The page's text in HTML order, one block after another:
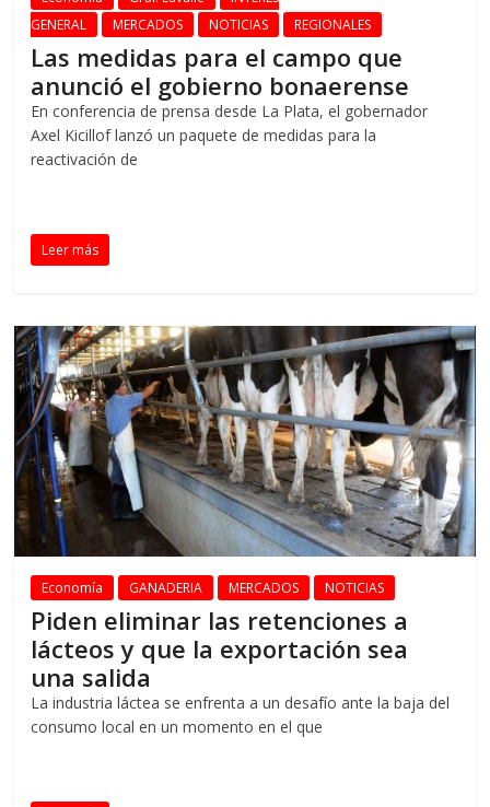
GENERAL
MERCADOS NOTICIAS REGIONALES
Las medidas para el campo que
anunció el gobierno bonaerense
En conferencia de prensa desde La Plata, el gobernador
Axel Kicillof lanzó un paquete de medidas para la
reactivación de
Leer más
Economía GANADERIA MERCADOS NOTICIAS
Piden eliminar las retenciones a
lácteos y que la exportación sea
una salida
La industria láctea se enfrenta a un desafío ante la baja del
consumo local en un momento en el que